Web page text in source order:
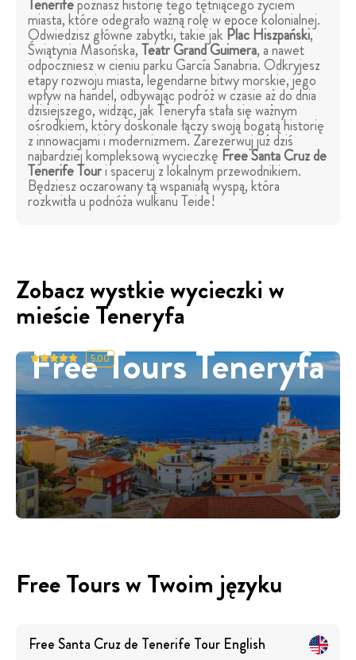
Tenerifepoznasz historię tego tętniącego życiem
miasta, które odegrało ważną rolę w epoce kolonialnej.
Odwiedzisz główne zabytki, takie jak Plac Hiszpański,
Świątynia Masońska,Teatr Grand Guimera, a nawet
odpoczniesz w cieniu parku García Sanabria. Odkryjesz
etapy rozwoju miasta, legendarne bitwy morskie, jego
wpływ na handel, odbywając podróż w czasie aż do dnia
dzisiejszego, widząc, jak Teneryfa stała się ważnym
ośrodkiem, który doskonale łączy swoją bogatą historię
z innowacjami i modernizmem. Zarezerwuj już dziś
najbardziej kompleksową wycieczkę Free Santa Cruz de
Tenerife Touri spaceruj z lokalnym przewodnikiem.
Będziesz oczarowany tą wspaniałą wyspą, która
rozkwitła u podnóża wulkanu Teide!
Zobacz wystkie wycieczki w
mieście Teneryfa
Free Tours Teneryfa
5.00
Free Tours w Twoim języku
Free Santa Cruz de Tenerife Tour English